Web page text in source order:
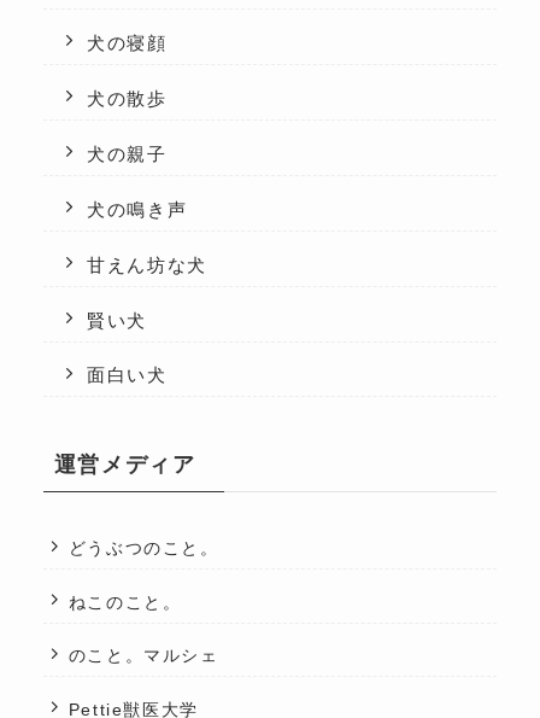
犬の寝顔
犬の散歩
犬の親子
犬の鳴き声
甘えん坊な犬
賢い犬
面白い犬
運営メディア
どうぶつのこと。
ねこのこと。
のこと。マルシェ
Pettie獣医大学